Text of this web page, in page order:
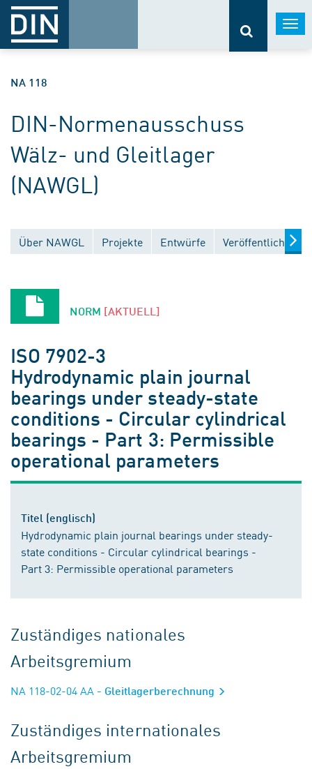
NA 118
DIN-Normenausschuss
Wälz- und Gleitlager
(NAWGL)
Über NAWGL Projekte Entwürfe
NORM [AKTUELL]
ISO 7902-3
Hydrodynamic plain journal
bearings under steady-state
conditions - Circular cylindrical
bearings - Part 3: Permissible
operational parameters
Titel (englisch)
Hydrodynamic plain journal bearings under steady-
state conditions - Circular cylindrical bearings -
Part 3: Permissible operational parameters
Zuständiges nationales
Arbeitsgremium
NA 118-02-04 AA - Gleitlagerberechnung
Zuständiges internationales
Arbeitsgremium